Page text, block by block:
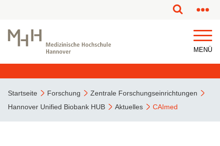
MENÜ
Startseite Forschung
Zentrale Forschungseinrichtungen
Hannover Unified Biobank HUB
Aktuelles CAImed